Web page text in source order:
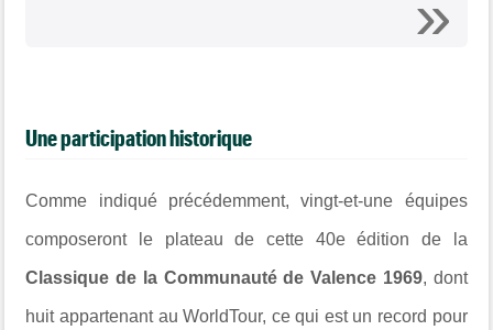
Une participation historique
Comme indiqué précédemment, vingt-et-une équipes
composeront le plateau de cette 40e édition de la
Classique de la Communauté de Valence 1969, dont
huit appartenant au WorldTour, ce qui est un record pour